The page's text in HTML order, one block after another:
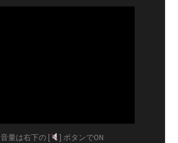
音量は右下の [ ] ボタンでON